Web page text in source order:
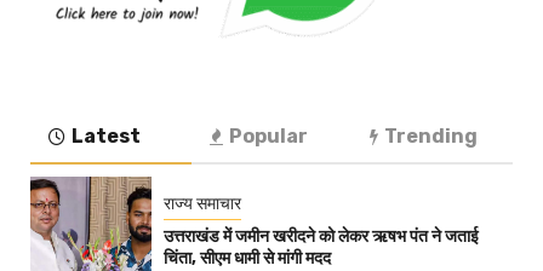
Latest Popular Trending
राज्य समाचार
उत्तराखंड में जमीन खरीदने को लेकर ऋषभ पंत ने जताई
चिंता, सीएम धामी से मांगी मदद